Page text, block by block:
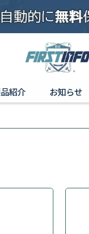
紹介 お知らせ